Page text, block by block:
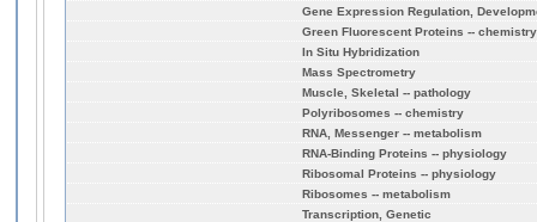
Gene Expression Regulation,
Green Fluorescent Proteins -- chemistry
In Situ Hybridization
Mass Spectrometry
Muscle, Skeletal -- pathology
Polyribosomes -- chemistry
RNA, Messenger -- metabolism
RNA-Binding Proteins -- physiology
Ribosomal Proteins -- physiology
Ribosomes -- metabolism
Transcription, Genetic